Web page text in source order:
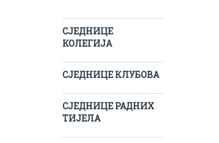
СЈЕДНИЦЕ
КОЛЕГИЈА
СЈЕДНИЦЕ КЛУБОВА
СЈЕДНИЦЕ РАДНИХ
ТИЈЕЛА